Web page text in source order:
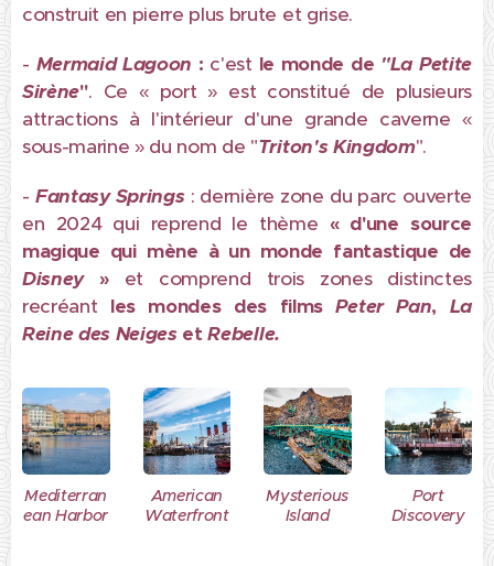
construit en pierre plus brute et grise.
- Mermaid Lagoon : c'estle monde de "La Petite
Sirène". Ce « port » est constitué de plusieurs
attractions à l'intérieur d'une grande caverne «
sous-marine » du nom de "Triton's Kingdom".
- Fantasy Springs : dernière zone du parc ouverte
en 2024 qui reprend le thème « d'une source
magique qui mène à un monde fantastique de
Disney»et comprend trois zones distinctes
recréant les mondes des filmsPeter Pan, La
Reine des NeigesetRebelle.
Mediterran
ean Harbor
American
Waterfront
Mysterious
Island
Port
Discovery